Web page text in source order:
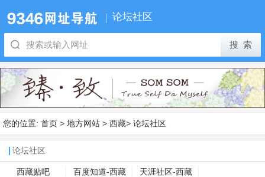
论坛社区
您的位置: 首页 > 地方网站 > 西藏> 论坛社区
论坛社区
西藏贴吧 百度知道-西藏 天涯社区-西藏